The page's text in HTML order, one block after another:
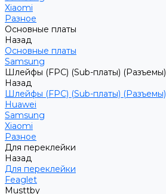
Xiaomi
Разное
Основные платы
Назад
Основные платы
Samsung
Шлейфы (FPC) (Sub-платы) (Разъемы)
Назад
Шлейфы (FPC) (Sub-платы) (Разъемы)
Huawei
Samsung
Xiaomi
Разное
Для переклейки
Назад
Для переклейки
Feaglet
Musttby